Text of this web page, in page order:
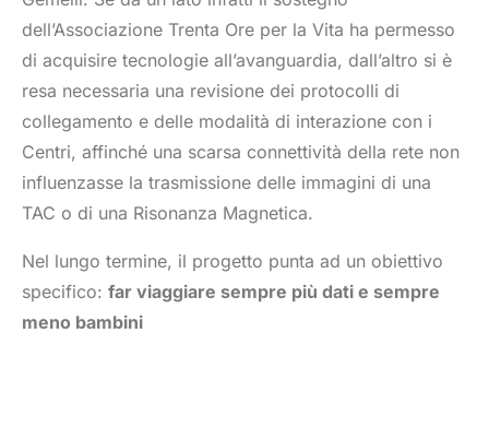
dell’Associazione Trenta Ore per la Vita ha permesso
di acquisire tecnologie all’avanguardia, dall’altro si è
resa necessaria una revisione dei protocolli di
collegamento e delle modalità di interazione con i
Centri, affinché una scarsa connettività della rete non
influenzasse la trasmissione delle immagini di una
TAC o di una Risonanza Magnetica.
Nel lungo termine, il progetto punta ad un obiettivo
specifico: far viaggiare sempre più dati e sempre
meno bambini